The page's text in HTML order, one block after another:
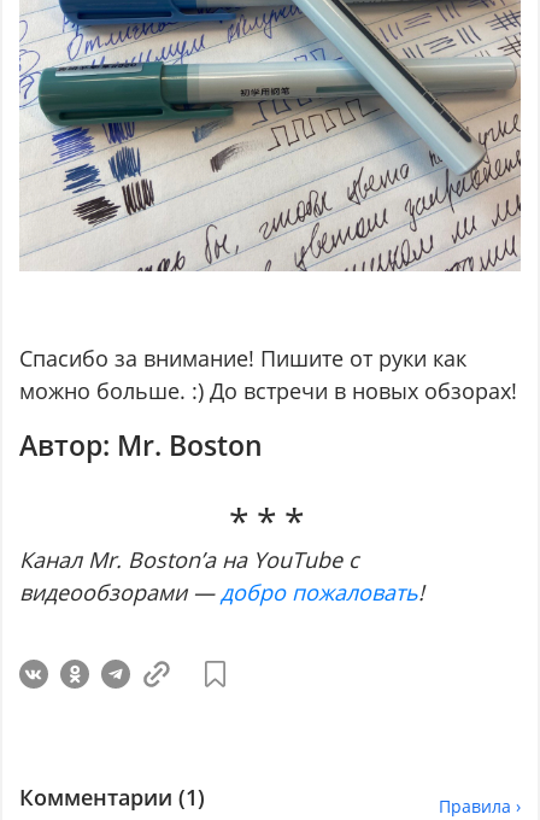
Спасибо за внимание! Пишите от руки как
можно больше. :) До встречи в новых обзорах!
Автор: Mr. Boston
Канал Mr. Boston’а на YouTube с
видеообзорами —добро пожаловать!
Комментарии (1) Правила ›